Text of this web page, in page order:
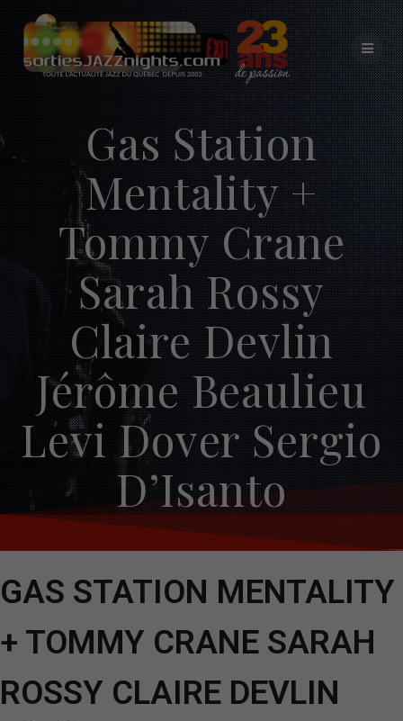
content
Gas Station
Mentality +
Tommy Crane
Sarah Rossy
Claire Devlin
Jérôme Beaulieu
Levi Dover Sergio
D’Isanto
GAS STATION MENTALITY
+ TOMMY CRANE SARAH
ROSSY CLAIRE DEVLIN